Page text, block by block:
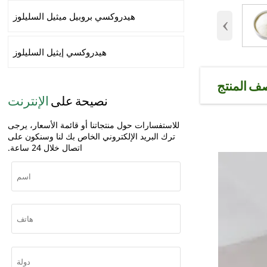
هيدروكسي بروبيل ميثيل السليلوز
هيدروكسي إيثيل السليلوز
نصيحةعلىالإنترنت
للاستفسارات حول منتجاتنا أو قائمة الأسعار، يرجى
ترك البريد الإلكتروني الخاص بك لنا وسنكون على
اتصال خلال 24 ساعة.
‹
المنتج